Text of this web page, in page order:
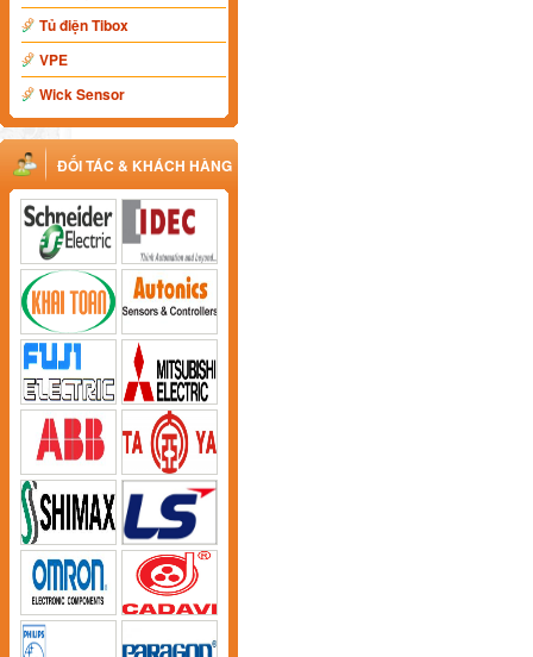
Tủ điện Tibox
VPE
Wick Sensor
ĐỐI TÁC & KHÁCH HÀNG